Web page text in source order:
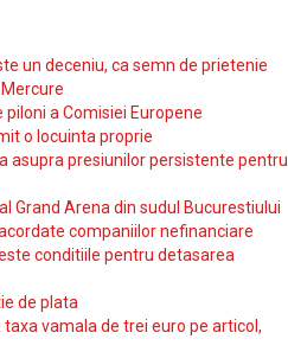
un deceniu, ca semn de prietenie
a Comisiei Europene
o locuinta proprie
asupra presiunilor persistente pentru
Grand Arena din sudul Bucurestiului
companiilor nefinanciare
conditiile pentru detasarea
de plata
vamala de trei euro pe articol,